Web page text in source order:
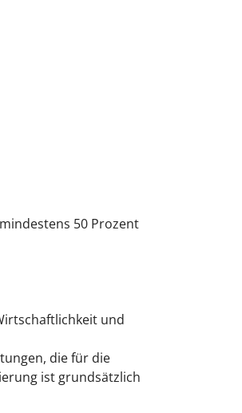
50 Prozent
und
die für die
ist grundsätzlich